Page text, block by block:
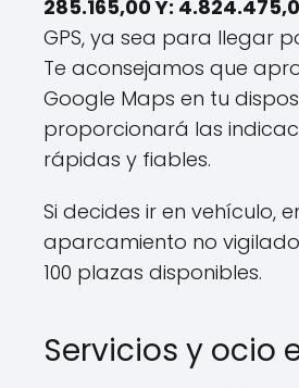
285.165,00 Y:
GPS, ya sea para llegar
Te aconsejamos que
Google Maps en tu
proporcionará las
rápidas y fiables.
Si decides ir en vehículo,
aparcamiento no
100 plazas disponibles.
Servicios y ocio